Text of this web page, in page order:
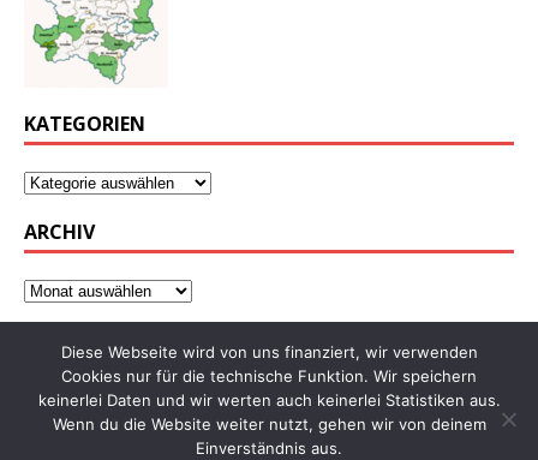
KATEGORIEN
ARCHIV
Diese Webseite wird von uns finanziert, wir verwenden
Cookies nur für die technische Funktion. Wir speichern
keinerlei Daten und wir werten auch keinerlei Statistiken aus.
Wenn du die Website weiter nutzt, gehen wir von deinem
Einverständnis aus.